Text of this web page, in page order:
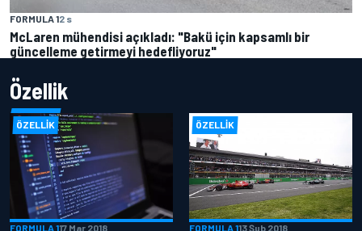
FORMULA 12 s
McLaren mühendisi açıkladı: "Bakü için kapsamlı bir
güncelleme getirmeyi hedefliyoruz"
Özellik
ÖZELLIK
FORMULA 117 Mar 2018
ÖZELLIK
FORMULA 113 Şub 2018